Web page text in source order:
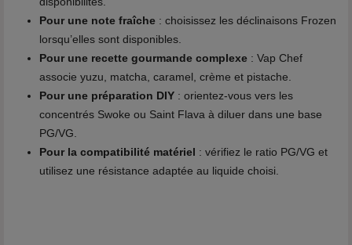
Pour une note fraîche : choisissez les déclinaisons Frozen
lorsqu’elles sont disponibles.
Pour une recette gourmande complexe : Vap Chef
associe yuzu, matcha, caramel, crème et pistache.
Pour une préparation DIY : orientez-vous vers les
concentrés Swoke ou Saint Flava à diluer dans une base
PG/VG.
Pour la compatibilité matériel : vérifiez le ratio PG/VG et
utilisez une résistance adaptée au liquide choisi.